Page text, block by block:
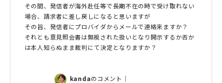
その間、発信者が海外赴任等で長期不在の時で受け取れない
場合、請求者に差し戻しになると思いますが
その旨、発信者にプロバイダからメールで連絡来ますか？
それとも意見照会書は無視された扱いとなり開示するか否か
は本人知らぬまま裁判にて決定となりますか？
kandaのコメント｜